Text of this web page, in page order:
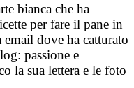
bianca che ha
per fare il pane in
dove ha catturato
passione e
la sua lettera e le foto